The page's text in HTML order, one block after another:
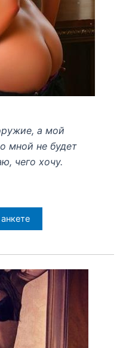
а мой
мной не будет
чего хочу.